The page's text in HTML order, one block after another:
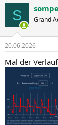
S sompe
Grand
20.06.2026
Mal der